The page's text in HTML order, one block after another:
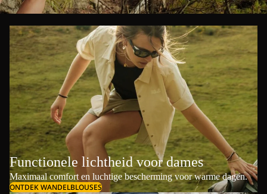
Functionele lichtheid voor dames
Maximaal comfort en luchtige bescherming voor warme dagen.
ONTDEK WANDELBLOUSES